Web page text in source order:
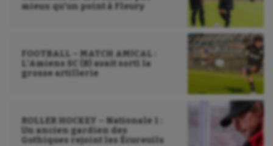
Water-polo
mieux qu’un point à Fleury
FOOTBALL – MATCH AMICAL :
L’Amiens SC (B) avait sorti la
grosse artillerie
ROLLER HOCKEY – Nationale 1 :
Un ancien gardien des
Gothiques rejoint les Écureuils